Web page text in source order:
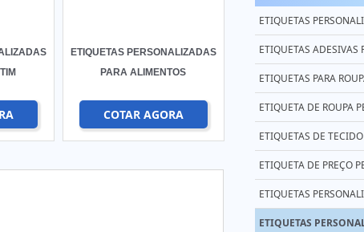
ETIQUETAS PERSONALIZADAS
PARA ALIMENTOS
COTAR AGORA
ETIQUETAS
ETIQUETAS ADESIVAS
ETIQUETAS PARA
ETIQUETA DE ROUPA
ETIQUETAS DE
ETIQUETA DE PREÇO
ETIQUETAS
ETIQUETAS